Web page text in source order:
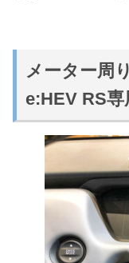
メーター周
e:HEV RS専